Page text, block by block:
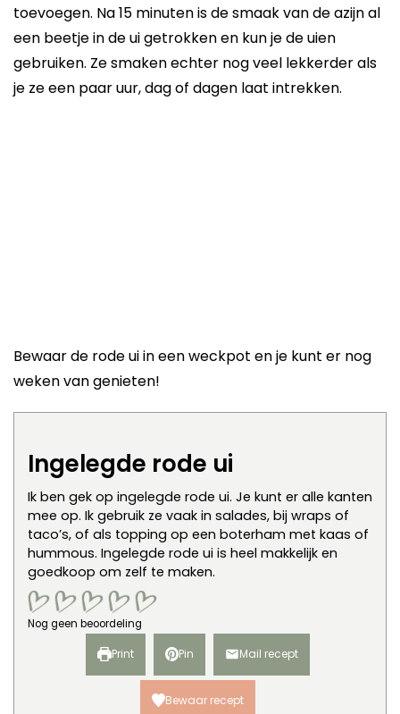
toevoegen. Na 15 minuten is de smaak van de azijn al
een beetje in de ui getrokken en kun je de uien
gebruiken. Ze smaken echter nog veel lekkerder als
je ze een paar uur, dag of dagen laat intrekken.
Bewaar de rode ui in een weckpot en je kunt er nog
weken van genieten!
Ingelegde rode ui
Ik ben gek op ingelegde rode ui. Je kunt er alle kanten
mee op. Ik gebruik ze vaak in salades, bij wraps of
taco’s, of als topping op een boterham met kaas of
hummous. Ingelegde rode ui is heel makkelijk en
goedkoop om zelf te maken.
Nog geen beoordeling
Print Pin Mail recept
Bewaar recept